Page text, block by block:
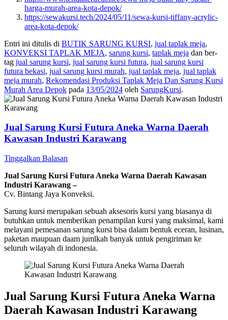
harga-murah-area-kota-depok/
https://sewakursi.tech/2024/05/11/sewa-kursi-tiffany-acrylic-
area-kota-depok/
Entri ini ditulis di BUTIK SARUNG KURSI, jual taplak meja,
KONVEKSI TAPLAK MEJA, sarung kursi, taplak meja dan ber-
tag jual sarung kursi, jual sarung kursi futura, jual sarung kursi
futura bekasi, jual sarung kursi murah, jual taplak meja, jual taplak
meja murah, Rekomendasi Produksi Taplak Meja Dan Sarung Kursi
Murah Area Depok pada 13/05/2024 oleh SarungKursi.
Jual Sarung Kursi Futura Aneka Warna Daerah
Kawasan Industri Karawang
Tinggalkan Balasan
Jual Sarung Kursi Futura Aneka Warna Daerah Kawasan
Industri Karawang –
Cv. Bintang Jaya Konveksi.
Sarung kursi merupakan sebuah aksesoris kursi yang biasanya di
butuhkan untuk memberikan penampilan kursi yang maksimal, kami
melayani pemesanan sarung kursi bisa dalam bentuk eceran, lusinan,
paketan maupuan daam jumlkah banyak untuk pengiriman ke
seluruh wilayah di indonesia.
Jual Sarung Kursi Futura Aneka Warna
Daerah Kawasan Industri Karawang